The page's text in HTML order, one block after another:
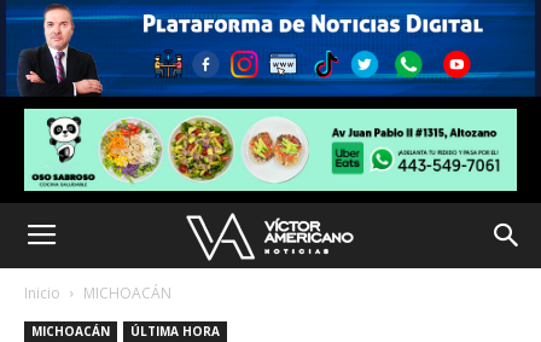
Inicio MICHOACÁN
MICHOACÁN ÚLTIMA HORA